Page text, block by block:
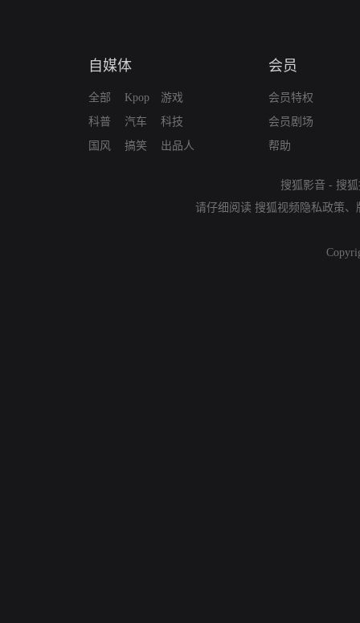
自媒体
全部
科普
国风
Kpop
汽车
搞笑
游戏
科技
出品人
会员
会员特权
会员剧场
帮助
搜狐影音 - 搜
请仔细阅读 搜狐视频隐私政策、